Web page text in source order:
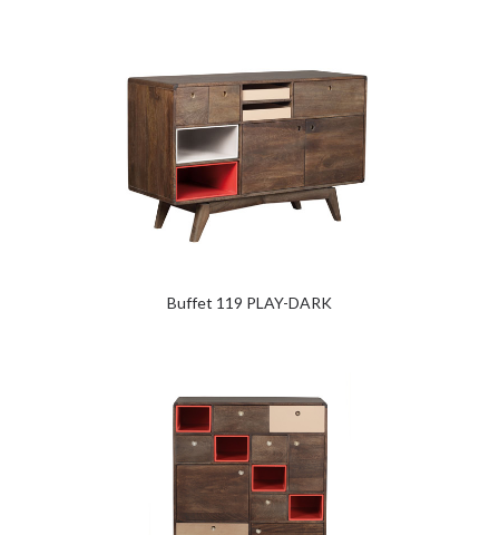
Buffet 119 PLAY-DARK